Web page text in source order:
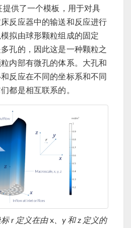
供了一个模板，用于对具
反应器中的输送和反应进行
拟由球形颗粒组成的固定
孔的，因此这是一种颗粒之
内部有微孔的体系。大孔和
反应在不同的坐标系和不同
都是相互联系的。
r 定义在由x、y 和 z 定义的